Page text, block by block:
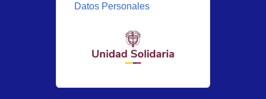
Datos Personales